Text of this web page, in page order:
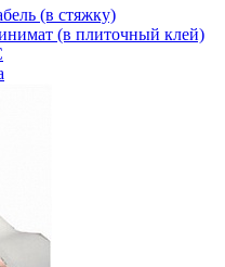
(в стяжку)
(в плиточный клей)